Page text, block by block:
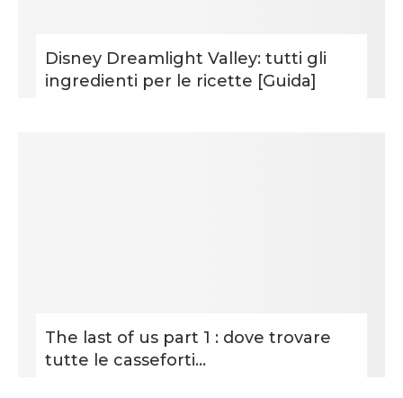
Disney Dreamlight Valley: tutti gli
ingredienti per le ricette [Guida]
The last of us part 1 : dove trovare
tutte le casseforti...